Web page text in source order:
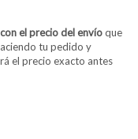
el precio del envíoque
tu pedido y
el precio exacto antes